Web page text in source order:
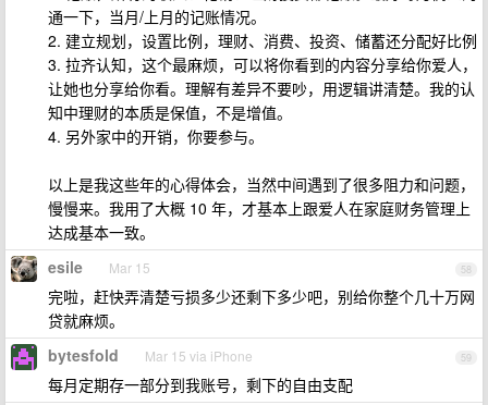
通一下，当月/上月的记账情况。
2. 建立规划，设置比例，理财、消费、投资、储蓄还分配好比例
3. 拉齐认知，这个最麻烦，可以将你看到的内容分享给你爱人，
让她也分享给你看。理解有差异不要吵，用逻辑讲清楚。我的认
知中理财的本质是保值，不是增值。
4. 另外家中的开销，你要参与。
以上是我这些年的心得体会，当然中间遇到了很多阻力和问题，
慢慢来。我用了大概 10 年，才基本上跟爱人在家庭财务管理上
达成基本一致。
58
esile Mar 15
完啦，赶快弄清楚亏损多少还剩下多少吧，别给你整个几十万网
贷就麻烦。
59
bytesfold Mar 15 via iPhone
每月定期存一部分到我账号，剩下的自由支配